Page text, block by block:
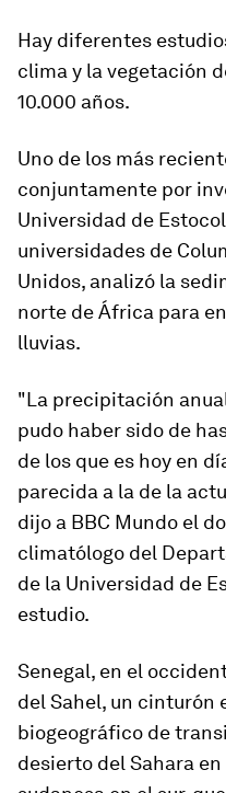
Hay diferentes
clima y la vegetación
10.000 años.
Uno de los más
conjuntamente por
Universidad de
universidades de
Unidos, analizó la
norte de África para
lluvias.
"La precipitación
pudo haber sido de
de los que es hoy en
parecida a la de la
dijo a BBC Mundo el
climatólogo del
de la Universidad de
estudio.
Senegal, en el
del Sahel, un cinturón
biogeográfico de
desierto del Sahara